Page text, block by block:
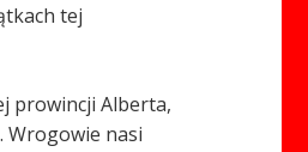
tej
prowincji Alberta,
Wrogowie nasi